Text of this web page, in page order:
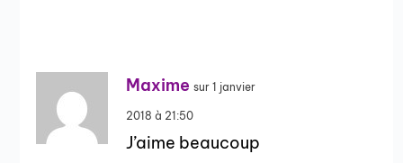
Maxime sur 1 janvier
2018 à 21:50
J’aime beaucoup